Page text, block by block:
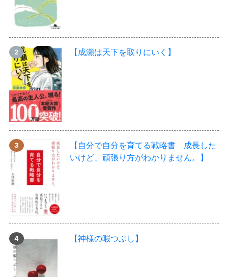
【成瀬は天下を取りにいく】
【自分で自分を育てる戦略書 成長した
いけど、頑張り方がわかりません。】
【神様の暇つぶし】